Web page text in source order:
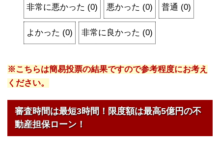
非常に悪かった (0) 悪かった (0) 普通 (0)
よかった (0) 非常に良かった (0)
※こちらは簡易投票の結果ですので参考程度にお考え
ください。
審査時間は最短3時間！限度額は最高5億円の不
動産担保ローン！